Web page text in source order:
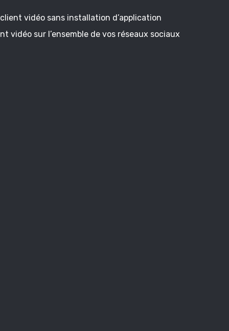
vidéo sans installation d’application
vidéo sur l’ensemble de vos réseaux sociaux